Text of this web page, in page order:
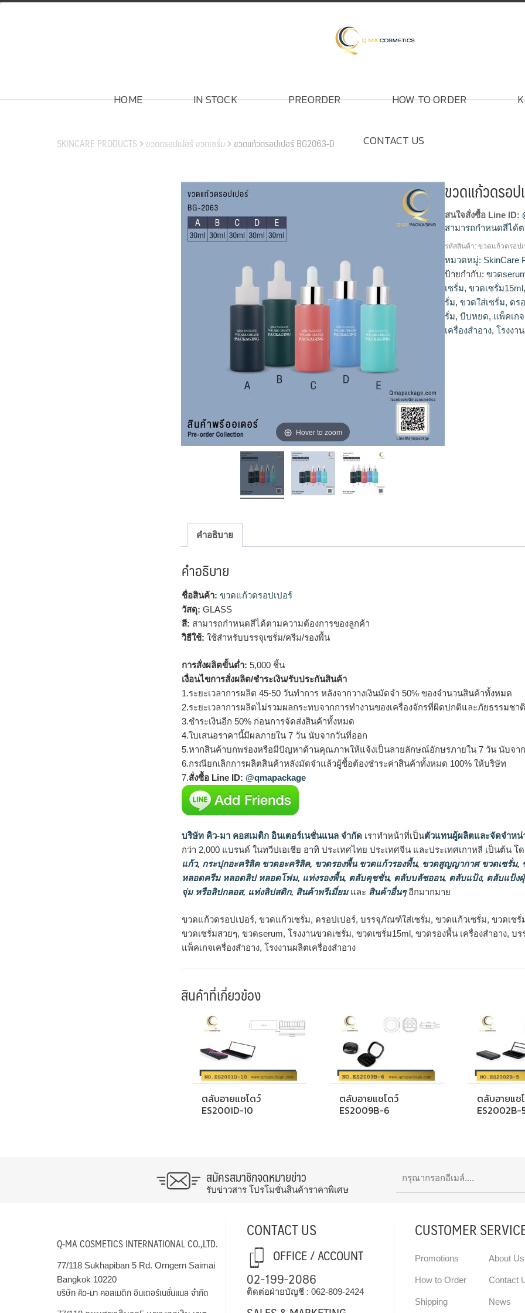
Skip
HOME IN STOCK PREORDER HOW TO ORDER
CONTACT US
SKINCARE PRODUCTS ขวดดรอปเปอร์ ขวดเซรั่ม ขวดแก้วดรอปเปอร์ BG2063-D
Hover to zoom
ขวดแก้วดรอ
สนใจสั่งซื้อ Line ID:
สามารถกำหนดสีได้
ขวดแก้วดรอปเปอร์
ขวดแก้วเซรั่ม, ขวด
หยด, ขวดเซรั่มสวยๆ
ขวดรองพื้น เครื่องส
สำอาง, โรงงานแพ็ค
รหัสสินค้า:ขวดแก้วดรอปเ
หมวดหมู่: SkinCare
ป้ายกำกับ:ขวด
เซรั่ม,ขวดเซรั่ม15ml
รั่ม,ขวดใส่เซรั่ม, ดร
รั่ม,บีบหยด, แพ็คเก
เครื่องสำอาง,โรงงา
คำอธิบาย
คำอธิบาย
ชื่อสินค้า: ขวดแก้วดรอปเปอร์
วัสดุ: GLASS
สี: สามารถกำหนดสีได้ตามความต้องการของลูกค้า
วิธีใช้: ใช้สำหรับบรรจุเซรั่ม/ครีม/รองพื้น
การสั่งผลิตขั้นต่ำ: 5,000 ชิ้น
เงื่อนไขการสั่งผลิต/ชำระเงิน/รับประกันสินค้า
1.ระยะเวลาการผลิต 45-50 วันทำการ หลังจากวางเงินมัดจำ 50% ของจำนวนสินค้าทั้งหมด
2.ระยะเวลาการผลิตไม่รวมผลกระทบจากการทำงานของเครื่องจักรที่ผิดปกติและภัยธรรมชาติ
3.ชำระเงินอีก 50% ก่อนการจัดส่งสินค้าทั้งหมด
4.ใบเสนอราคานี้มีผลภายใน 7 วัน นับจากวันที่ออก
5.หากสินค้าบกพร่องหรือมีปัญหาด้านคุณภาพให้แจ้งเป็นลายลักษณ์อักษรภายใน 7 วัน นับจา
6.กรณียกเลิกการผลิตสินค้าหลังมัดจำแล้วผู้ซื้อต้องชำระค่าสินค้าทั้งหมด 100% ให้บริษัท
7.สั่งซื้อ Line ID: @qmapackage
บริษัท คิว-มา คอสเมติก อินเตอร์เนชั่นแนล จำกัด เราทำหน้าที่เป็นตัวแทนผู้ผลิตและจัดจำห
กว่า 2,000 แบรนด์ ในทวีปเอเชีย อาทิ ประเทศไทย ประเทศจีน และประเทศเกาหลี เป็นต้น
แก้ว, กระปุกอะคริลิค ขวดอะคริลิค, ขวดรองพื้น ขวดแก้วรองพื้น, ขวดสูญญากาศ ขวดเซรั่ม,
หลอดครีม หลอดลิป หลอดโฟม, แท่งรองพื้น, ตลับคุชชั่น, ตลับบลัชออน, ตลับแป้ง, ตลับแป้ง
จุ่ม หรือลิปกลอส, แท่งลิปสติก, สินค้าพรีเมี่ยมและ สินค้าอื่นๆอีกมากมาย
ขวดแก้วดรอปเปอร์, ขวดแก้วเซรั่ม, ดรอปเปอร์, บรรจุภัณฑ์ใส่เซรั่ม, ขวดแก้วเซรั่ม, ขวดเซ
ขวดเซรั่มสวยๆ, ขวดserum, โรงงานขวดเซรั่ม, ขวดเซรั่ม15ml, ขวดรองพื้น เครื่องสำอาง, บ
แพ็คเกจเครื่องสำอาง, โรงงานผลิตเครื่องสำอาง
สินค้าที่เกี่ยวข้อง
ตลับอายแชโดว์
ES2001D-10
ตลับอายแชโดว์
ES2009B-6
ตลับอายแช
ES2002B-
สมัครสมาชิกจดหมายข่าว
รับข่าวสาร โปรโมชั่นสินค้าราคาพิเศษ
Q-MA COSMETICS INTERNATIONAL CO.,LTD.
77/118 Sukhapiban 5 Rd. Orngern Saimai
Bangkok 10220
บริษัท คิว-มา คอสเมติก อินเตอร์เนชั่นแนล จำกัด
CONTACT US
OFFICE / ACCOUNT
02-199-2086
ติดต่อฝ่ายบัญชี : 062-809-2424
CUSTOMER
Promotions
How to Order
Shipping
About Us
Contact
News